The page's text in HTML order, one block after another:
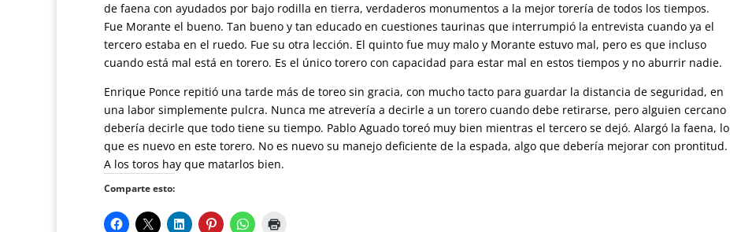
de faena con ayudados por bajo rodilla en tierra, verdaderos monumentos a la mejor torería de todos los tiempos.
Fue Morante el bueno. Tan bueno y tan educado en cuestiones taurinas que interrumpió la entrevista cuando ya el
tercero estaba en el ruedo. Fue su otra lección. El quinto fue muy malo y Morante estuvo mal, pero es que incluso
cuando está mal está en torero. Es el único torero con capacidad para estar mal en estos tiempos y no aburrir nadie.
Enrique Ponce repitió una tarde más de toreo sin gracia, con mucho tacto para guardar la distancia de seguridad, en
una labor simplemente pulcra. Nunca me atrevería a decirle a un torero cuando debe retirarse, pero alguien cercano
debería decirle que todo tiene su tiempo. Pablo Aguado toreó muy bien mientras el tercero se dejó. Alargó la faena, lo
que es nuevo en este torero. No es nuevo su manejo deficiente de la espada, algo que debería mejorar con prontitud.
A los toros hay que matarlos bien.
Comparte esto: